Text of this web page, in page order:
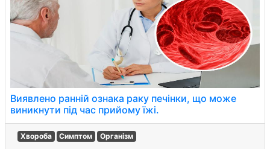
Виявлено ранній ознака раку печінки, що може
виникнути під час прийому їжі.
Хвороба Симптом Організм